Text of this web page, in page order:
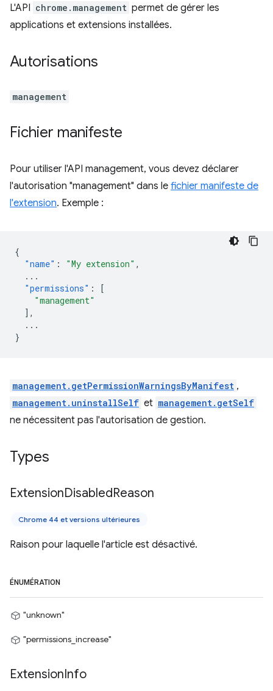
L'API chrome.management permet de gérer les
applications et extensions installées.
Autorisations
management
Fichier manifeste
Pour utiliser l'API management, vous devez déclarer
l'autorisation "management" dans le fichier manifeste de
l'extension. Exemple :
{
"name" : "My extension" ,
...
"permissions" :
[
"management"
],
...
}
management.getPermissionWarningsByManifest ,
management.uninstallSelf et management.getSelf
ne nécessitent pas l'autorisation de gestion.
Types
ExtensionDisabledReason
Chrome 44 et versions ultérieures
Raison pour laquelle l'article est désactivé.
ÉNUMÉRATION
"unknown"
"permissions_increase"
ExtensionInfo